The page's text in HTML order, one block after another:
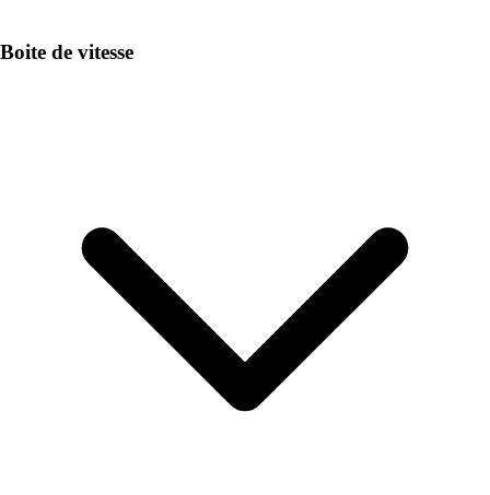
Boite de vitesse